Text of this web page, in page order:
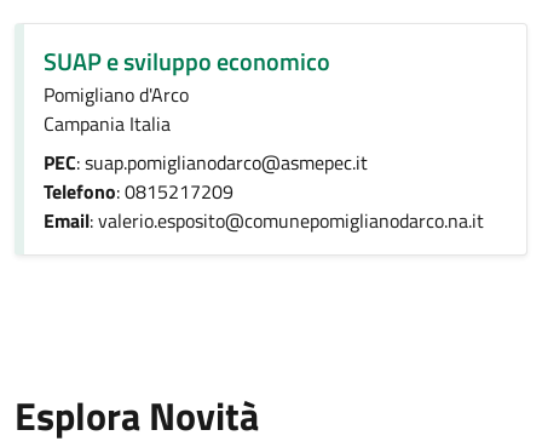
SUAP e sviluppo economico
Pomigliano d'Arco
Campania Italia
PEC: suap.pomiglianodarco@asmepec.it
Telefono: 0815217209
Email: valerio.esposito@comunepomiglianodarco.na.it
Esplora Novità